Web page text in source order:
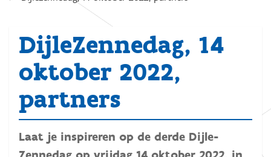
DijleZennedag, 14
oktober 2022,
partners
Laat je inspireren op de derde Dijle-